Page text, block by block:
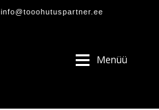
info@tooohutuspartner.ee
Menüü